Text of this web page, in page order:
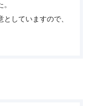
していますので、